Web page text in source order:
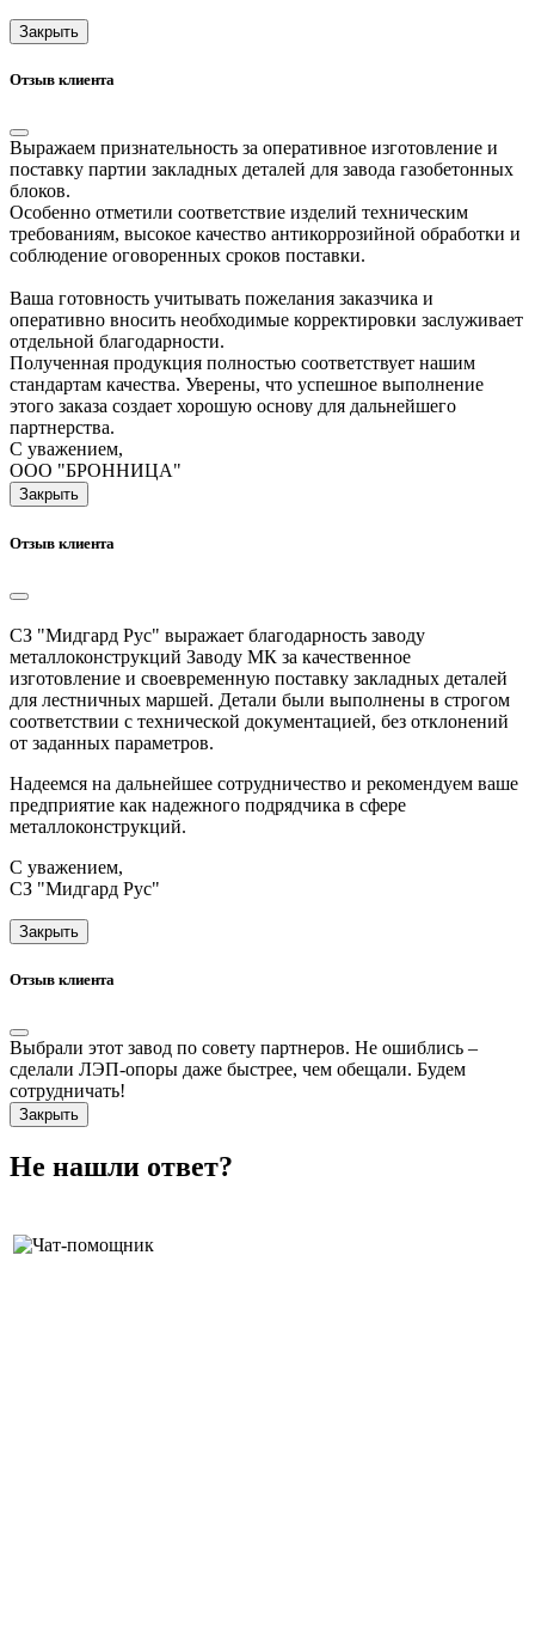
Закрыть
Отзыв клиента
Выражаем признательность за оперативное изготовление и
поставку партии закладных деталей для завода газобетонных
блоков.
Особенно отметили соответствие изделий техническим
требованиям, высокое качество антикоррозийной обработки и
соблюдение оговоренных сроков поставки.
Ваша готовность учитывать пожелания заказчика и
оперативно вносить необходимые корректировки заслуживает
отдельной благодарности.
Полученная продукция полностью соответствует нашим
стандартам качества. Уверены, что успешное выполнение
этого заказа создает хорошую основу для дальнейшего
партнерства.
С уважением,
ООО "БРОННИЦА"
Закрыть
Отзыв клиента
СЗ "Мидгард Рус" выражает благодарность заводу
металлоконструкций Заводу МК за качественное
изготовление и своевременную поставку закладных деталей
для лестничных маршей. Детали были выполнены в строгом
соответствии с технической документацией, без отклонений
от заданных параметров.
Надеемся на дальнейшее сотрудничество и рекомендуем ваше
предприятие как надежного подрядчика в сфере
металлоконструкций.
С уважением,
СЗ "Мидгард Рус"
Закрыть
Отзыв клиента
Выбрали этот завод по совету партнеров. Не ошиблись –
сделали ЛЭП-опоры даже быстрее, чем обещали. Будем
сотрудничать!
Закрыть
Не нашли ответ?